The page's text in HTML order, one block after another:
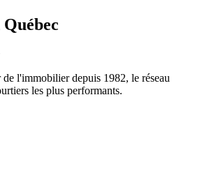
l'immobilier depuis 1982, le réseau
les plus performants.